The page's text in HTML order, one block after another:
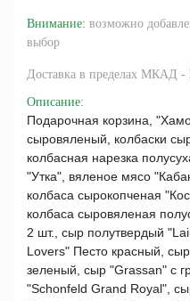
Внимание: возможно
выбор
Доставка в пределах МКАД -
Описание:
Подарочная корзина,
сыровяленый, колбаски
колбасная нарезка
"Утка", вяленое мясо
колбаса сырокопченая
колбаса сыровяленая
2 шт., cыр полутвердый
Lovers" Песто красный,
зеленый, сыр "Grassan" с
"Schonfeld Grand Royal",